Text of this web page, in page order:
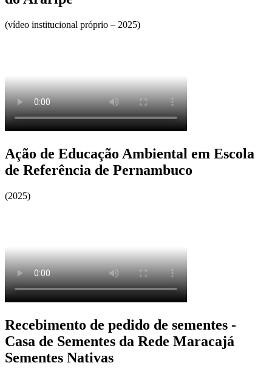
(vídeo institucional próprio – 2025)
Ação de Educação Ambiental em Escola
de Referência de Pernambuco
(2025)
Recebimento de pedido de sementes -
Casa de Sementes da Rede Maracajá
Sementes Nativas